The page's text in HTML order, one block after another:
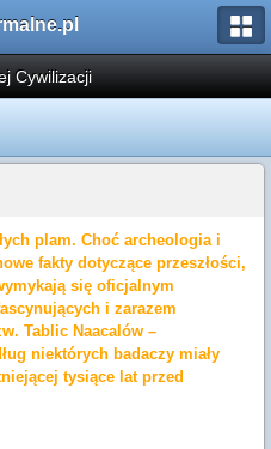
Cywilizacji
plam. Choć archeologia i
fakty dotyczące przeszłości,
się oficjalnym
i zarazem
Tablic Naacalów –
niektórych badaczy miały
tysiące lat przed